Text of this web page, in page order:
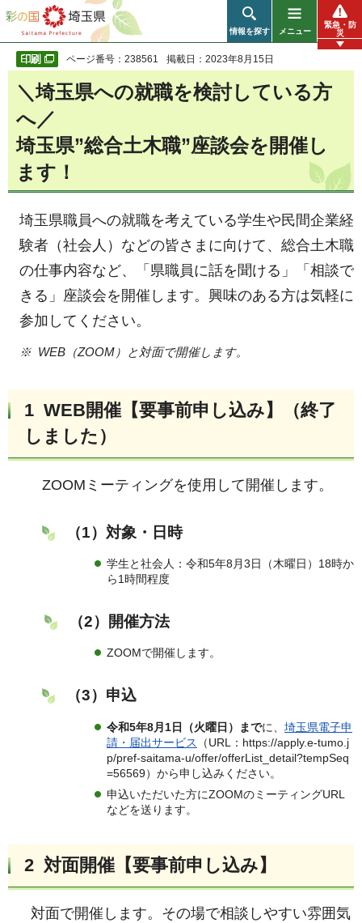
彩の国 埼玉県
情報を探す メニュー
緊急・防
災
ページ番号：238561 掲載日：2023年8月15日
＼埼玉県への就職を検討している方
へ／
埼玉県”総合土木職”座談会を開催し
ます！
埼玉県職員への就職を考えている学生や民間企業経
験者（社会人）などの皆さまに向けて、総合土木職
の仕事内容など、「県職員に話を聞ける」「相談で
きる」座談会を開催します。興味のある方は気軽に
参加してください。
※ WEB（ZOOM）と対面で開催します。
1 WEB開催【要事前申し込み】（終了
しました）
ZOOMミーティングを使用して開催します。
（1）対象・日時
学生と社会人：令和5年8月3日（木曜日）18時か
ら1時間程度
（2）開催方法
ZOOMで開催します。
（3）申込
令和5年8月1日（火曜日）までに、 埼玉県電子申
請・届出サービス
（URL：https://apply.e-tumo.j
p/pref-saitama-u/offer/offerList_detail?tempSeq
=56569）から申し込みください。
申込いただいた方にZOOMのミーティングURL
などを送ります。
2 対面開催【要事前申し込み】
対面で開催します。その場で相談しやすい雰囲気